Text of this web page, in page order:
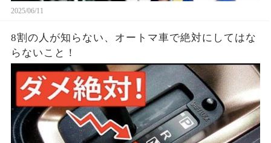
2025/06/11
8割の人が知らない、オートマ車で絶対にしてはな
らないこと！